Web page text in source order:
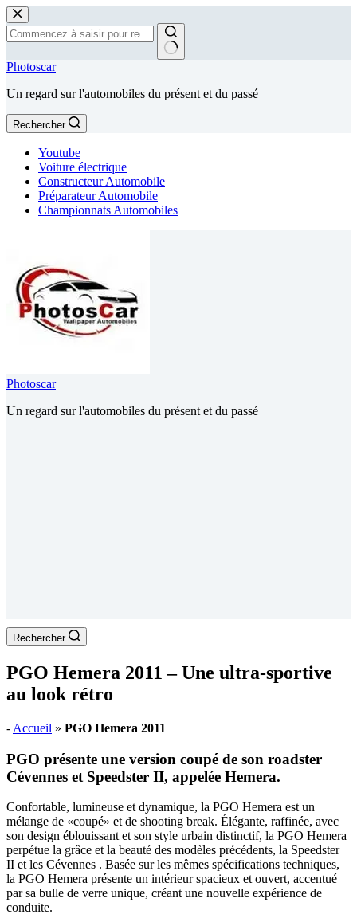
Passer
au
contenu
Aucun
Photoscar
Un regard sur l'automobiles du présent et du passé
Rechercher
Youtube
Voiture électrique
Constructeur Automobile
Préparateur Automobile
Championnats Automobiles
Photoscar
Un regard sur l'automobiles du présent et du passé
Rechercher
PGO Hemera 2011 – Une ultra-sportive
au look rétro
- Accueil » PGO Hemera 2011
PGO présente une version coupé de son roadster
Cévennes et Speedster II, appelée Hemera.
Confortable, lumineuse et dynamique, la PGO Hemera est un
mélange de «coupé» et de shooting break. Élégante, raffinée, avec
son design éblouissant et son style urbain distinctif, la PGO Hemera
perpétue la grâce et la beauté des modèles précédents, la Speedster
II et les Cévennes . Basée sur les mêmes spécifications techniques,
la PGO Hemera présente un intérieur spacieux et ouvert, accentué
par sa bulle de verre unique, créant une nouvelle expérience de
conduite.